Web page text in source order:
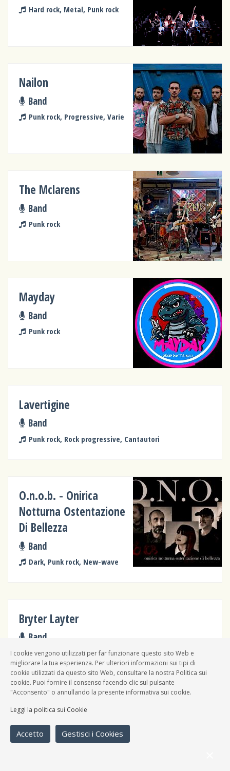
Hard rock, Metal, Punk rock
Nailon
Band
Punk rock, Progressive, Varie
The Mclarens
Band
Punk rock
Mayday
Band
Punk rock
Lavertigine
Band
Punk rock, Rock progressive, Cantautori
O.n.o.b. - Onirica
Notturna Ostentazione
Di Bellezza
Band
Dark, Punk rock, New-wave
Bryter Layter
Band
Punk rock, Elettronica
Raudi
Band
Punk rock
I cookie vengono utilizzati per far funzionare questo sito Web e
migliorare la tua esperienza. Per ulteriori informazioni sui tipi di
cookie utilizzati da questo sito Web, consultare la nostra Politica sui
cookie. Puoi fornire il consenso facendo clic sul pulsante
"Acconsento" o annullando la presente informativa sui cookie.
Leggi la politica sui Cookie
Accetto Gestisci i Cookies